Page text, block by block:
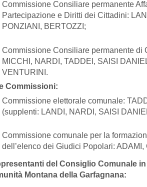
Commissione Consiliare permanente
Partecipazione e Diritti dei Cittadini:
PONZIANI, BERTOZZI;
Commissione Consiliare permanente di
MICCHI, NARDI, TADDEI, SAISI
VENTURINI.
Commissioni:
Commissione elettorale comunale:
(supplenti: LANDI, NARDI, SAISI
Commissione comunale per la
dell’elenco dei Giudici Popolari:
del Consiglio Comunale
Montana della Garfagnana: